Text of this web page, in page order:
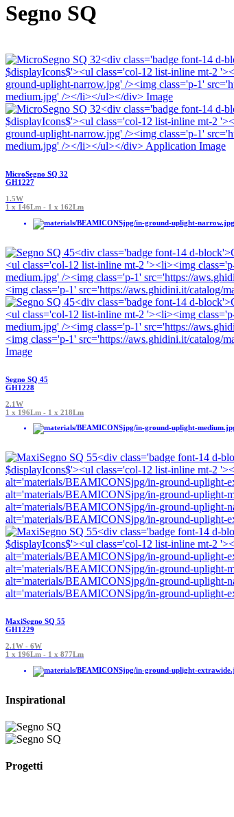
Segno SQ
MicroSegno SQ 32
GH1227
1.5W
1 x 146Lm - 1 x 162Lm
Segno SQ 45
GH1228
2.1W
1 x 196Lm - 1 x 218Lm
MaxiSegno SQ 55
GH1229
2.1W - 6W
1 x 196Lm - 1 x 877Lm
Inspirational
Progetti